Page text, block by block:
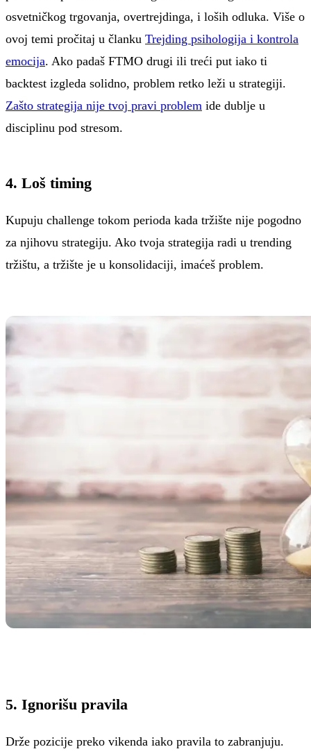
osvetničkog trgovanja, overtrejdinga, i loših odluka. Više o
ovoj temi pročitaj u članku Trejding psihologija i kontrola
emocija. Ako padaš FTMO drugi ili treći put iako ti
backtest izgleda solidno, problem retko leži u strategiji.
Zašto strategija nije tvoj pravi problem ide dublje u
disciplinu pod stresom.
4. Loš timing
Kupuju challenge tokom perioda kada tržište nije pogodno
za njihovu strategiju. Ako tvoja strategija radi u trending
tržištu, a tržište je u konsolidaciji, imaćeš problem.
5. Ignorišu pravila
Drže pozicije preko vikenda iako pravila to zabranjuju.